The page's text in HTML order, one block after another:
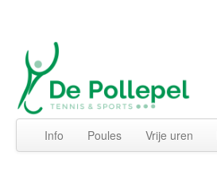
Info Poules Vrije uren